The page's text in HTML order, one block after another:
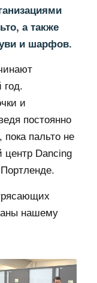
а также
и шарфов.
год.
и
постоянно
пальто не
центр Dancing
нашему